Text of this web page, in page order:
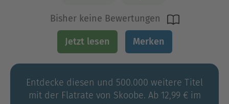
Bisher keine Bewertungen
Jetzt lesen Merken
Entdecke diesen und 500.000 weitere Titel
mit der Flatrate von Skoobe. Ab 12,99 € im